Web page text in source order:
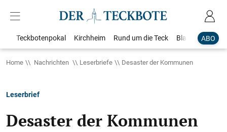
ABO
Teckbotenpokal Kirchheim Rund um die Teck Blaulicht
Home Nachrichten Leserbriefe Desaster der Kommunen
Leserbrief
Desaster der Kommunen